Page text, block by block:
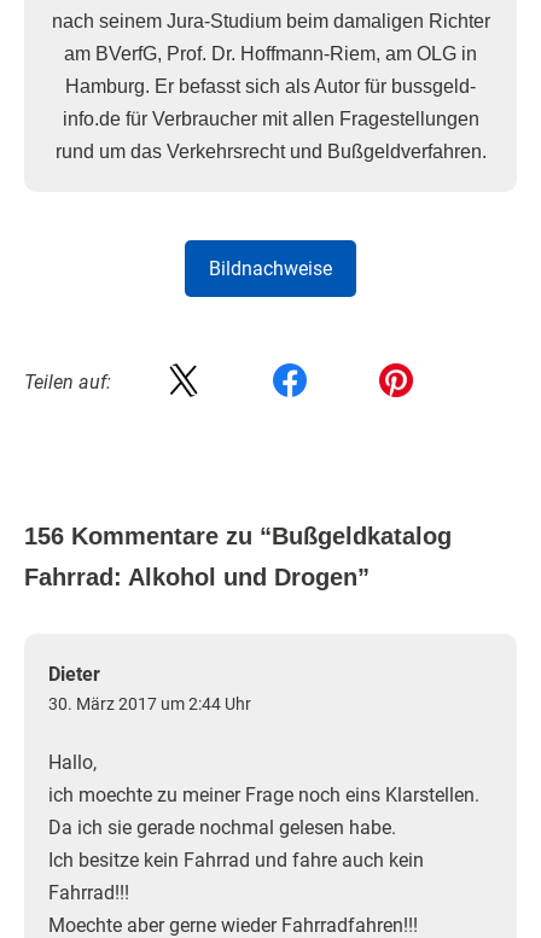
nach seinem Jura-Studium beim damaligen Richter
am BVerfG, Prof. Dr. Hoffmann-Riem, am OLG in
Hamburg. Er befasst sich als Autor für bussgeld-
info.de für Verbraucher mit allen Fragestellungen
rund um das Verkehrsrecht und Bußgeldverfahren.
Bildnachweise
Teilen auf:
156 Kommentare zu “Bußgeldkatalog
Fahrrad: Alkohol und Drogen”
Dieter
30. März 2017 um 2:44 Uhr
Hallo,
ich moechte zu meiner Frage noch eins Klarstellen.
Da ich sie gerade nochmal gelesen habe.
Ich besitze kein Fahrrad und fahre auch kein
Fahrrad!!!
Moechte aber gerne wieder Fahrradfahren!!!